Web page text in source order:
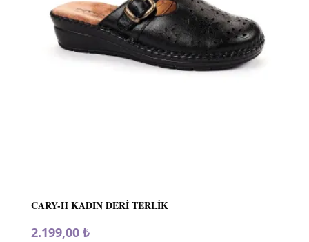
CARY-H KADIN DERİ TERLİK
2.199,00 ₺